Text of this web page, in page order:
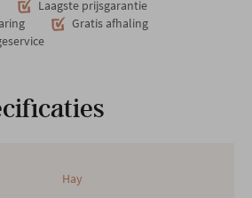
Laagste prijsgarantie
Gratis afhaling
Hay